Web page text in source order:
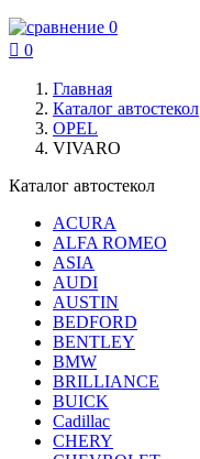
0
 0
Главная
Каталог автостекол
OPEL
VIVARO
Каталог автостекол
ACURA
ALFA ROMEO
ASIA
AUDI
AUSTIN
BEDFORD
BENTLEY
BMW
BRILLIANCE
BUICK
Cadillac
CHERY